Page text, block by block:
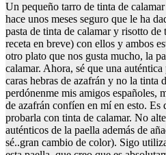
Un pequeño tarro de tinta de
hace unos meses seguro que le ha
pasta de tinta de calamar y risotto
receta en breve) con ellos y ambos
otro plato que nos gusta mucho, la
calamar. Ahora, sé que una
caras hebras de azafrán y no la tinta
perdónenme mis amigos españoles,
de azafrán confíen en mí en esto. Es
probarla con tinta de calamar. No
auténticos de la paella además de
sé..gran cambio de color). Sigo